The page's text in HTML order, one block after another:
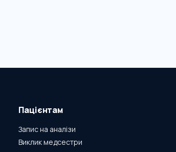
Пацієнтам
Запис на аналізи
Виклик медсестри